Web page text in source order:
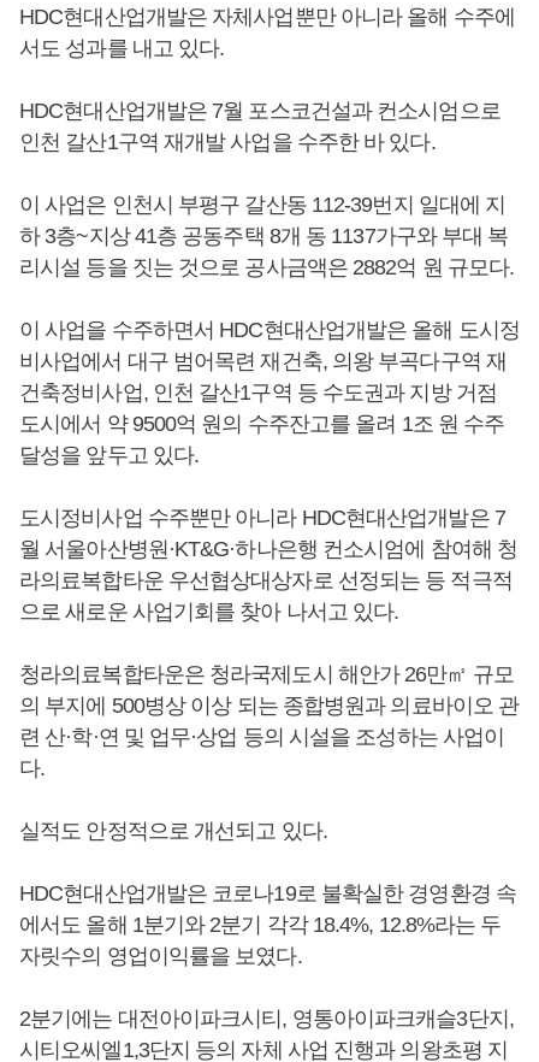
HDC현대산업개발은 자체사업뿐만 아니라 올해 수주에
서도 성과를 내고 있다.
HDC현대산업개발은 7월 포스코건설과 컨소시엄으로
인천 갈산1구역 재개발 사업을 수주한 바 있다.
이 사업은 인천시 부평구 갈산동 112-39번지 일대에 지
하 3층~지상 41층 공동주택 8개 동 1137가구와 부대 복
리시설 등을 짓는 것으로 공사금액은 2882억 원 규모다.
이 사업을 수주하면서 HDC현대산업개발은 올해 도시정
비사업에서 대구 범어목련 재건축, 의왕 부곡다구역 재
건축정비사업, 인천 갈산1구역 등 수도권과 지방 거점
도시에서 약 9500억 원의 수주잔고를 올려 1조 원 수주
달성을 앞두고 있다.
도시정비사업 수주뿐만 아니라 HDC현대산업개발은 7
월 서울아산병원·KT&G·하나은행 컨소시엄에 참여해 청
라의료복합타운 우선협상대상자로 선정되는 등 적극적
으로 새로운 사업기회를 찾아 나서고 있다.
청라의료복합타운은 청라국제도시 해안가 26만㎡ 규모
의 부지에 500병상 이상 되는 종합병원과 의료바이오 관
련 산·학·연 및 업무·상업 등의 시설을 조성하는 사업이
다.
실적도 안정적으로 개선되고 있다.
HDC현대산업개발은 코로나19로 불확실한 경영환경 속
에서도 올해 1분기와 2분기 각각 18.4%, 12.8%라는 두
자릿수의 영업이익률을 보였다.
2분기에는 대전아이파크시티, 영통아이파크캐슬3단지,
시티오씨엘1,3단지 등의 자체 사업 진행과 의왕초평 지